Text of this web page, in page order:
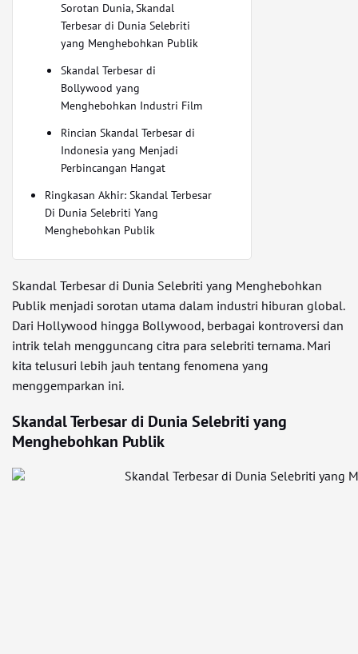
Sorotan Dunia, Skandal
Terbesar di Dunia Selebriti
yang Menghebohkan Publik
Skandal Terbesar di
Bollywood yang
Menghebohkan Industri Film
Rincian Skandal Terbesar di
Indonesia yang Menjadi
Perbincangan Hangat
Ringkasan Akhir: Skandal Terbesar
Di Dunia Selebriti Yang
Menghebohkan Publik
Skandal Terbesar di Dunia Selebriti yang Menghebohkan
Publik menjadi sorotan utama dalam industri hiburan global.
Dari Hollywood hingga Bollywood, berbagai kontroversi dan
intrik telah mengguncang citra para selebriti ternama. Mari
kita telusuri lebih jauh tentang fenomena yang
menggemparkan ini.
Skandal Terbesar di Dunia Selebriti yang
Menghebohkan Publik